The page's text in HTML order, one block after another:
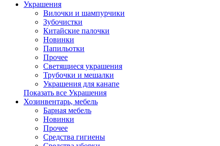
Украшения
Вилочки и шампурчики
Зубочистки
Китайские палочки
Новинки
Папильотки
Прочее
Светящиеся украшения
Трубочки и мешалки
Украшения для канапе
Показать все Украшения
Хозинвентарь, мебель
Барная мебель
Новинки
Прочее
Средства гигиены